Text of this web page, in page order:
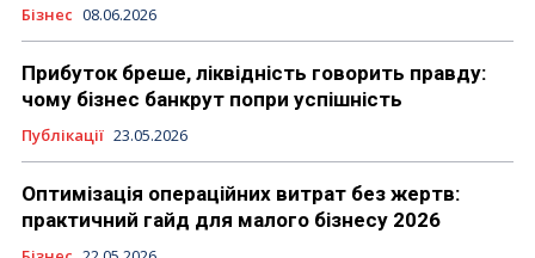
Бізнес 08.06.2026
Прибуток бреше, ліквідність говорить правду:
чому бізнес банкрут попри успішність
Публікації 23.05.2026
Оптимізація операційних витрат без жертв:
практичний гайд для малого бізнесу 2026